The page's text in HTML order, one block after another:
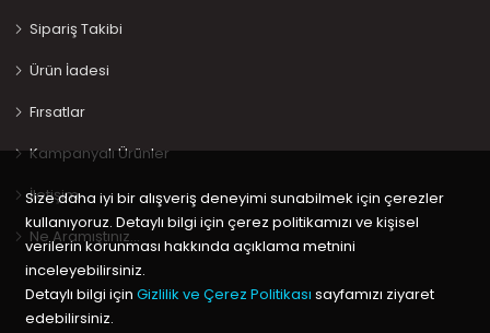
Sipariş Takibi
Ürün İadesi
Fırsatlar
Kampanyalı Ürünler
İletişim
Ne Aramıştınız…
Size daha iyi bir alışveriş deneyimi sunabilmek için çerezler
kullanıyoruz. Detaylı bilgi için çerez politikamızı ve kişisel
verilerin korunması hakkında açıklama metnini
inceleyebilirsiniz.
Detaylı bilgi için Gizlilik ve Çerez Politikası sayfamızı ziyaret
edebilirsiniz.